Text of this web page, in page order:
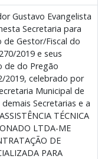
Gustavo Evangelista
Secretaria para
de Gestor/Fiscal do
2019 e seus
de do Pregão
2019, celebrado por
Municipal de
Secretarias e a
TÉCNICA
LTDA-ME
DE
PARA